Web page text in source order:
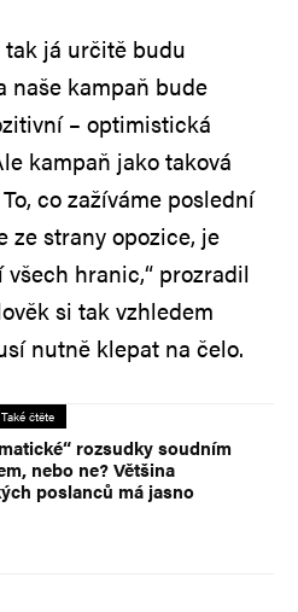
tak já určitě budu
naše kampaň bude
– optimistická
kampaň jako taková
co zažíváme poslední
ze strany opozice, je
hranic,“ prozradil
si tak vzhledem
nutně klepat na čelo.
Také čtěte
rozsudky soudním
nebo ne? Většina
poslanců má jasno